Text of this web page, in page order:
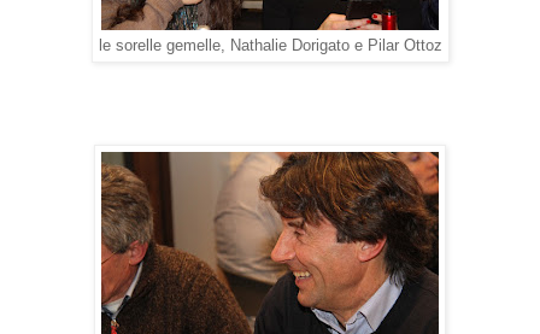
le sorelle gemelle, Nathalie Dorigato e Pilar Ottoz